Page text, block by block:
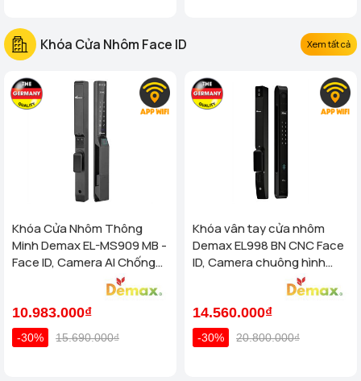
Khóa Cửa Nhôm Face ID Xem tất cả
Khóa Cửa Nhôm Thông
Minh Demax EL-MS909 MB -
Face ID, Camera AI Chống
Nước IP66 Cho Cửa Nhôm
10.983.000₫
-30% 15.690.000₫
Khóa vân tay cửa nhôm
Demax EL998 BN CNC Face
ID, Camera chuông hình
chống nước của tiêu chuẩn
14.560.000₫
-30% 20.800.000₫